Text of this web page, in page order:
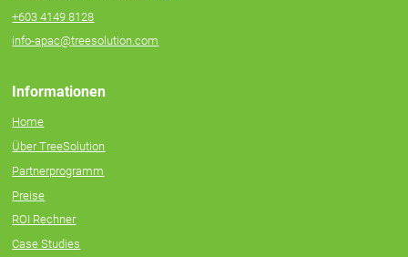
+603 4149 8128
info-apac@treesolution.com
Informationen
Home
Über TreeSolution
Partnerprogramm
Preise
ROI Rechner
Case Studies